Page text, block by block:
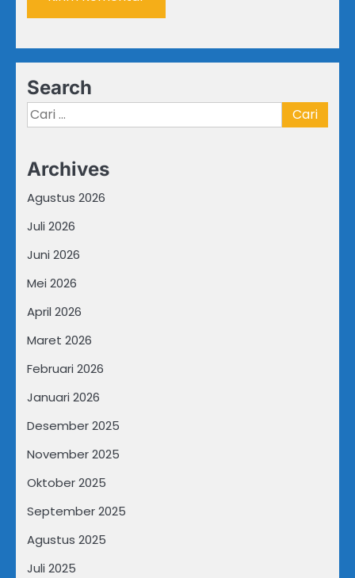
Search
Cari
untuk:
Archives
Agustus 2026
Juli 2026
Juni 2026
Mei 2026
April 2026
Maret 2026
Februari 2026
Januari 2026
Desember 2025
November 2025
Oktober 2025
September 2025
Agustus 2025
Juli 2025